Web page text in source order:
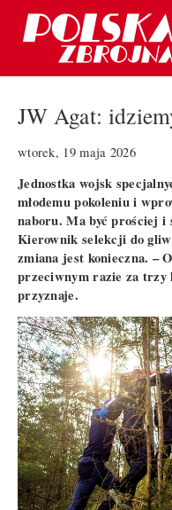
JW Agat:
wtorek, 19 maja 2026
Jednostka wojsk
młodemu pokoleniu i
naboru. Ma być prościej i
Kierownik selekcji do
zmiana jest konieczna. –
przeciwnym razie za trzy
przyznaje.